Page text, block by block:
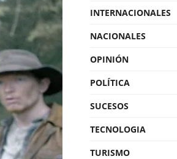
INTERNACIONALES
NACIONALES
OPINIÓN
POLÍTICA
SUCESOS
TECNOLOGIA
TURISMO